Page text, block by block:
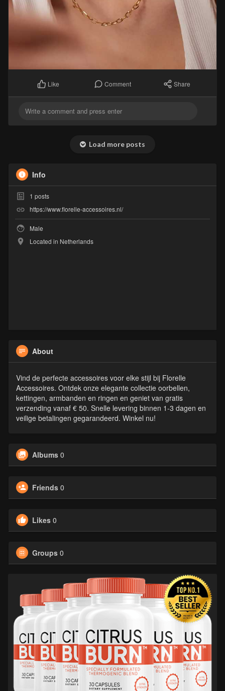
Like Comment Share
Load more posts
Info
1 posts
https://www.florelle-accessoires.nl/
Male
Located in Netherlands
About
Vind de perfecte accessoires voor elke stijl bij Florelle
Accessoires. Ontdek onze elegante collectie oorbellen,
kettingen, armbanden en ringen en geniet van gratis
verzending vanaf € 50. Snelle levering binnen 1-3 dagen en
veilige betalingen gegarandeerd. Winkel nu!
Albums 0
Friends 0
Likes 0
Groups 0